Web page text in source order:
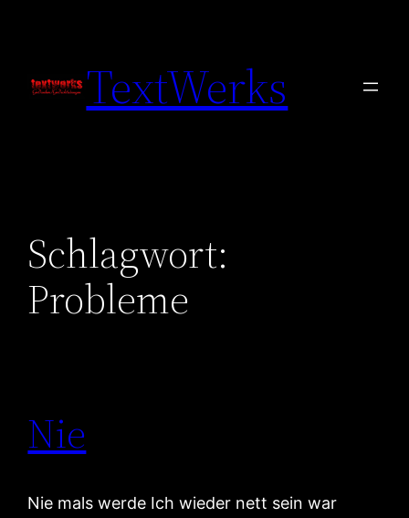
TextWerks
Schlagwort:
Probleme
Nie
Nie mals werde Ich wieder nett sein war